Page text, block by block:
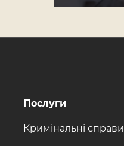
Послуги
Кримінальні справи